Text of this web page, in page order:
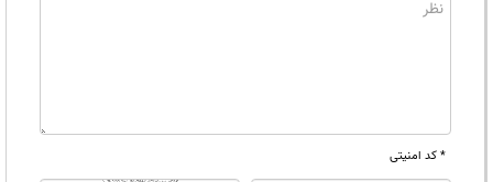
* کد امنیتی